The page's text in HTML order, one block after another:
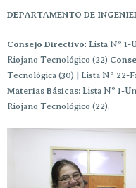
DEPARTAMENTO DE
Consejo Directivo: Lista Nº 1-
Riojano Tecnológico (22)
Tecnológica (30) | Lista Nº 22-
Materias Básicas: Lista Nº 1-
Riojano Tecnológico (22).